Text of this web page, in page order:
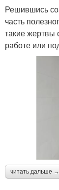
Решившись
часть
такие жертвы
работе или
читать дальше →